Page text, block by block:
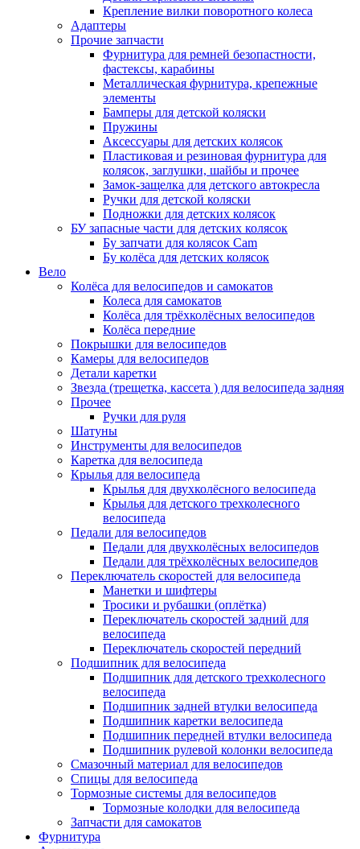
Крепление вилки поворотного колеса
Адаптеры
Прочие запчасти
Фурнитура для ремней безопастности,
фастексы, карабины
Металлическая фурнитура, крепежные
элементы
Бамперы для детской коляски
Пружины
Аксессуары для детских колясок
Пластиковая и резиновая фурнитура для
колясок, заглушки, шайбы и прочее
Замок-защелка для детского автокресла
Ручки для детской коляски
Подножки для детских колясок
БУ запасные части для детских колясок
Бу запчати для колясок Cam
Бу колёса для детских колясок
Вело
Колёса для велосипедов и самокатов
Колеса для самокатов
Колёса для трёхколёсных велосипедов
Колёса передние
Покрышки для велосипедов
Камеры для велосипедов
Детали каретки
Звезда (трещетка, кассета ) для велосипеда задняя
Прочее
Ручки для руля
Шатуны
Инструменты для велосипедов
Каретка для велосипеда
Крылья для велосипеда
Крылья для двухколёсного велосипеда
Крылья для детского трехколесного
велосипеда
Педали для велосипедов
Педали для двухколёсных велосипедов
Педали для трёхколёсных велосипедов
Переключатель скоростей для велосипеда
Манетки и шифтеры
Тросики и рубашки (оплётка)
Переключатель скоростей задний для
велосипеда
Переключатель скоростей передний
Подшипник для велосипеда
Подшипник для детского трехколесного
велосипеда
Подшипник задней втулки велосипеда
Подшипник каретки велосипеда
Подшипник передней втулки велосипеда
Подшипник рулевой колонки велосипеда
Смазочный материал для велосипедов
Спицы для велосипеда
Тормозные системы для велосипедов
Тормозные колодки для велосипеда
Запчасти для самокатов
Фурнитура